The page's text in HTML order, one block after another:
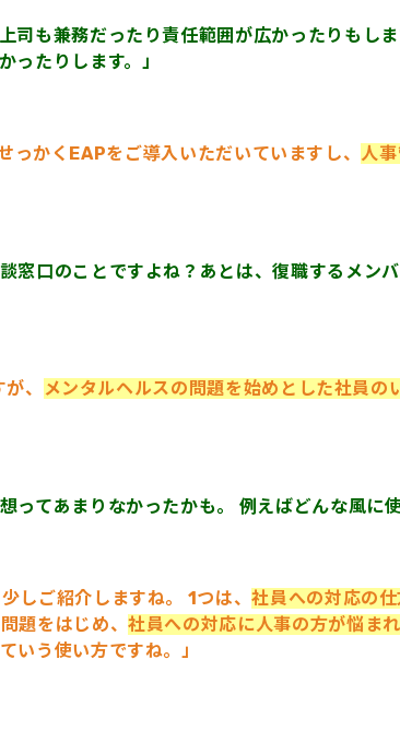
司も兼務だったり責任範囲が広かったりもし
たりします。」
かくEAPをご導入いただいていますし、 人
窓口のことですよね？あとは、復職するメン
、
メンタルヘルスの問題を始めとした社員
てあまりなかったかも。 例えばどんな風に
しご紹介しますね。 1つは、社員への対応の
題をはじめ、社員への対応に人事の方が悩ま
いう使い方ですね。」